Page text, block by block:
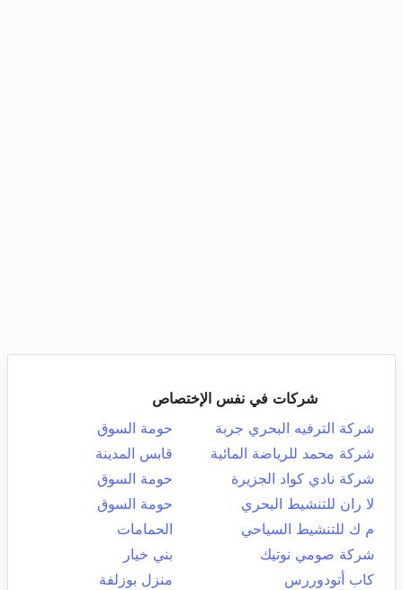
شركات في نفس الإختصاص
شركة الترفيه البحري جربة
حومة السوق
شركة محمد للرياضة المائية
قابس المدينة
شركة نادي كواد الجزيرة
حومة السوق
لا ران للتنشيط البحري
حومة السوق
م ك للتنشيط السياحي
الحمامات
شركة صومي نوتيك
بني خيار
كاب أتودوررس
منزل بوزلفة